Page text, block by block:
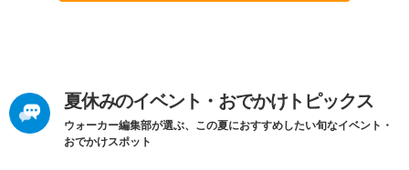
夏休みのイベント・おでかけトピックス
ウォーカー編集部が選ぶ、この夏におすすめしたい旬なイベント・
おでかけスポット